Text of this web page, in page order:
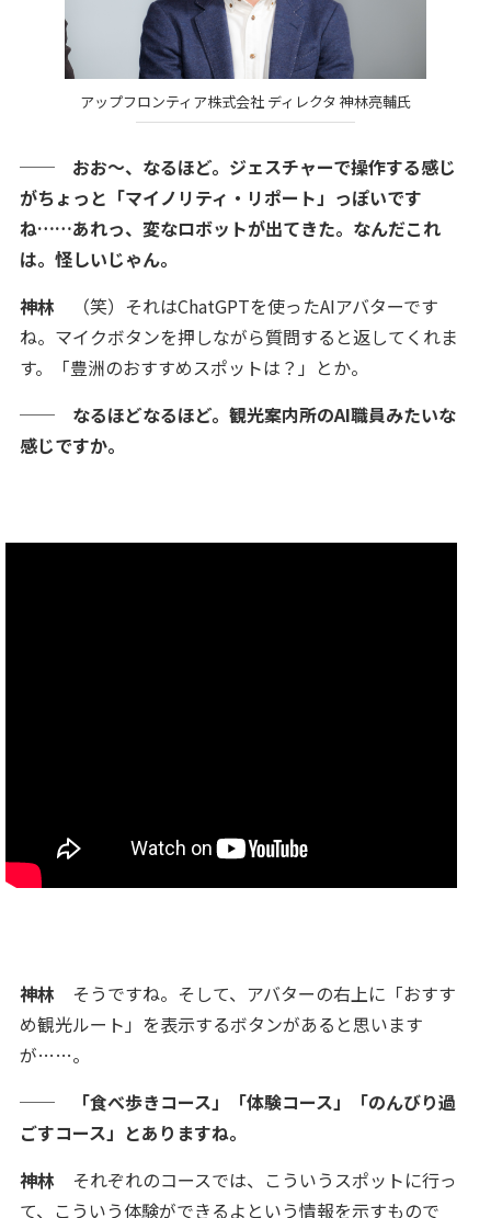
アップフロンティア株式会社 ディレクタ 神林亮輔氏
── おお〜、なるほど。ジェスチャーで操作する感じ
がちょっと「マイノリティ・リポート」っぽいです
ね……あれっ、変なロボットが出てきた。なんだこれ
は。怪しいじゃん。
神林（笑）それはChatGPTを使ったAIアバターです
ね。マイクボタンを押しながら質問すると返してくれま
す。「豊洲のおすすめスポットは？」とか。
── なるほどなるほど。観光案内所のAI職員みたいな
感じですか。
神林そうですね。そして、アバターの右上に「おすす
め観光ルート」を表示するボタンがあると思います
が……。
── 「食べ歩きコース」「体験コース」「のんびり過
ごすコース」とありますね。
神林それぞれのコースでは、こういうスポットに行っ
て、こういう体験ができるよという情報を示すもので